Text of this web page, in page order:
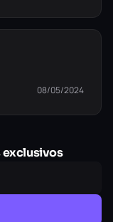
08/05/2024
exclusivos